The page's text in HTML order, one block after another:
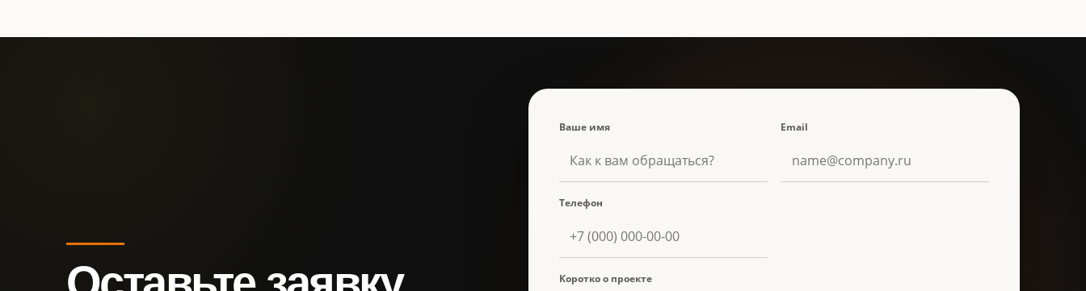
Ваше имя Email
Телефон
Коротко о проекте